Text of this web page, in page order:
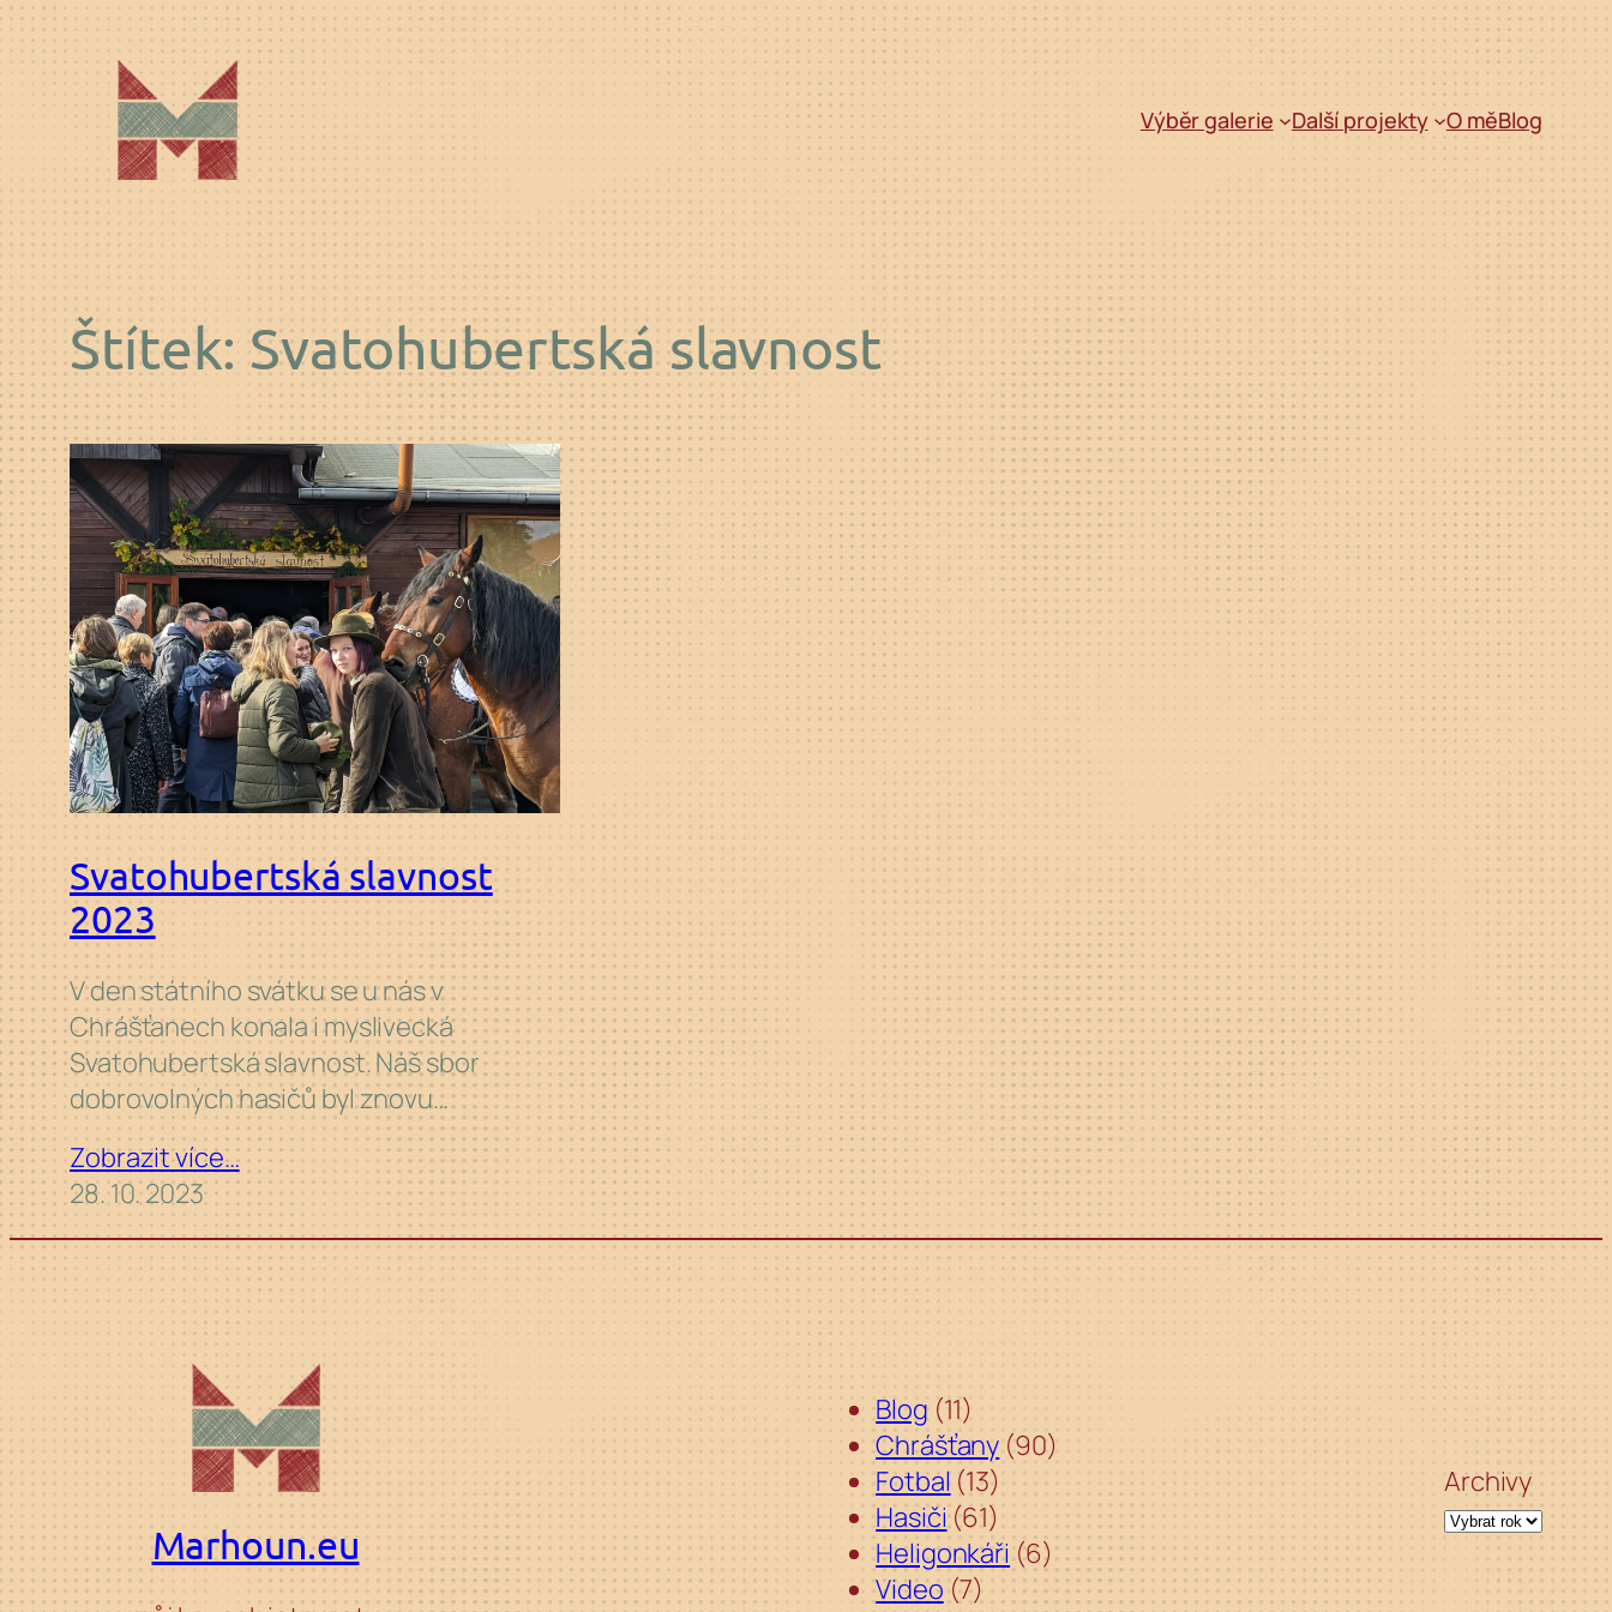
Přeskočit
na
Výběr galerie Další projekty O měBlog
Štítek: Svatohubertská slavnost
Svatohubertská slavnost
2023
V den státního svátku se u nás v
Chrášťanech konala i myslivecká
Svatohubertská slavnost. Náš sbor
dobrovolných hasičů byl znovu…
Zobrazit více…
28. 10. 2023
Marhoun.eu
Blog (11)
Chrášťany (90)
Fotbal (13)
Hasiči (61)
Heligonkáři (6)
Video (7)
Archivy